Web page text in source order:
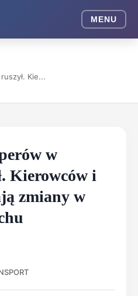
MENU
Kie...
w
Kierowców i
zmiany w